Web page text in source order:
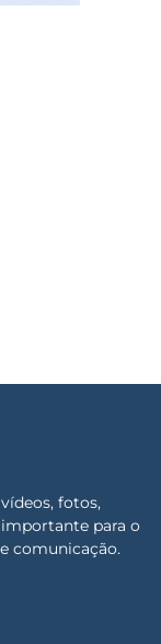
fotos,
para o
comunicação.